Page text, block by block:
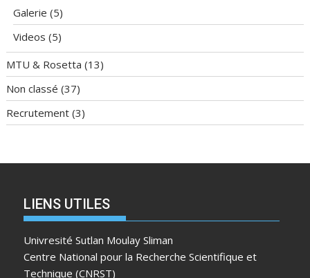
Galerie (5)
Videos (5)
MTU & Rosetta (13)
Non classé (37)
Recrutement (3)
LIENS UTILES
Univresité Sutlan Moulay Sliman
Centre National pour la Recherche Scientifique et
Technique (CNRST)